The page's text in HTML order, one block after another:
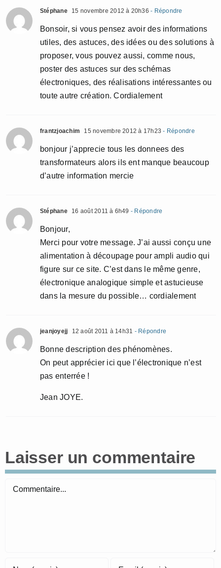
Stéphane 15 novembre 2012 à 20h36 - Répondre
Bonsoir, si vous pensez avoir des informations
utiles, des astuces, des idées ou des solutions à
proposer, vous pouvez aussi, comme nous,
poster des astuces sur des schémas
électroniques, des réalisations intéressantes ou
toute autre création. Cordialement
frantzjoachim 15 novembre 2012 à 17h23 - Répondre
bonjour j’apprecie tous les donnees des
transformateurs alors ils ent manque beaucoup
d’autre information mercie
Stéphane 16 août 2011 à 6h49 - Répondre
Bonjour,
Merci pour votre message. J’ai aussi conçu une
alimentation à découpage pour ampli audio qui
figure sur ce site. C’est dans le même genre,
électronique analogique simple et astucieuse
dans la mesure du possible… cordialement
jeanjoyejj 12 août 2011 à 14h31 - Répondre
Bonne description des phénomènes.
On peut apprécier ici que l’électronique n’est
pas enterrée !
Jean JOYE.
Laisser un commentaire
Commentaire